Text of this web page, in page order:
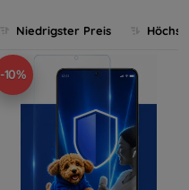
Niedrigster Preis
-10%